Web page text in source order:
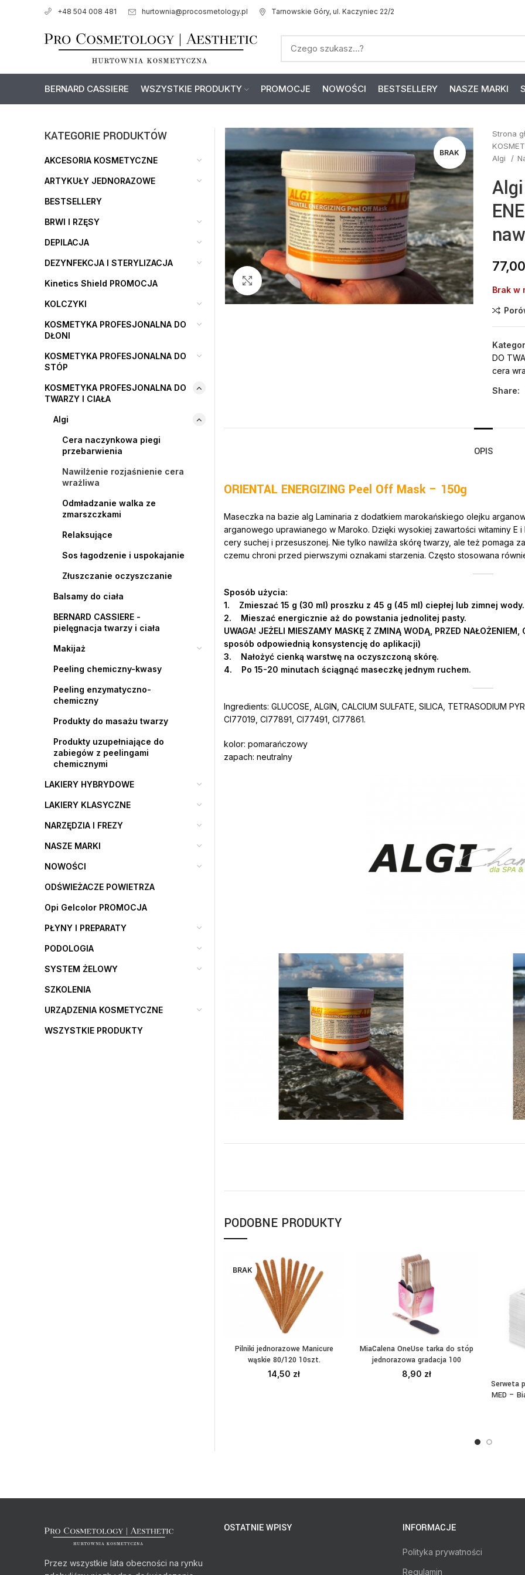
+48 504 008 481 hurtownia@procosmetology.pl Tarnowskie Góry, ul. Kaczyniec 22/2
BERNARD CASSIERE WSZYSTKIE PRODUKTY PROMOCJE NOWOŚCI BESTSELLERY NASZE MARKI
BRAK
Click to enlarge
Strona
Algi
77,00
Brak w
DO
cera
Share:
OPIS
ORIENTAL ENERGIZING Peel Off Mask – 150g
Maseczka na bazie alg Laminaria z dodatkiem marokańskiego olejku
arganowego uprawianego w Maroko. Dzięki wysokiej zawartości witaminy E
cery suchej i przesuszonej. Nie tylko nawilża skórę twarzy, ale też pomaga
czemu chroni przed pierwszymi oznakami starzenia. Często stosowana
Sposób użycia:
1. Zmieszać 15 g (30 ml) proszku z 45 g (45 ml) ciepłej lub zimnej wody.
2. Mieszać energicznie aż do powstania jednolitej pasty.
UWAGA! JEŻELI MIESZAMY MASKĘ Z ZMINĄ WODĄ, PRZED
sposób odpowiednią konsystencję do aplikacji)
3. Nałożyć cienką warstwę na oczyszczoną skórę.
4. Po 15-20 minutach ściągnąć maseczkę jednym ruchem.
Ingredients: GLUCOSE, ALGIN, CALCIUM SULFATE, SILICA, TETRASODIUM
CI77019, CI77891, CI77491, CI77861.
kolor: pomarańczowy
zapach: neutralny
PODOBNE PRODUKTY
BRAK
CZYTAJ DALEJ
Pilniki jednorazowe Manicure
wąskie 80/120 10szt.
14,50 zł
DODAJ DO KOSZYKA
MiaCalena OneUse tarka do stóp
jednorazowa gradacja 100
8,90 zł
Serweta
MED –
KATEGORIE PRODUKTÓW
AKCESORIA KOSMETYCZNE
ARTYKUŁY JEDNORAZOWE
BESTSELLERY
BRWI I RZĘSY
DEPILACJA
DEZYNFEKCJA I STERYLIZACJA
Kinetics Shield PROMOCJA
KOLCZYKI
KOSMETYKA PROFESJONALNA DO
DŁONI
KOSMETYKA PROFESJONALNA DO
STÓP
KOSMETYKA PROFESJONALNA DO
TWARZY I CIAŁA
Algi
Cera naczynkowa piegi
przebarwienia
Nawilżenie rozjaśnienie cera
wrażliwa
Odmładzanie walka ze
zmarszczkami
Relaksujące
Sos łagodzenie i uspokajanie
Złuszczanie oczyszczanie
Balsamy do ciała
BERNARD CASSIERE -
pielęgnacja twarzy i ciała
Makijaż
Peeling chemiczny-kwasy
Peeling enzymatyczno-
chemiczny
Produkty do masażu twarzy
Produkty uzupełniające do
zabiegów z peelingami
chemicznymi
LAKIERY HYBRYDOWE
LAKIERY KLASYCZNE
NARZĘDZIA I FREZY
NASZE MARKI
NOWOŚCI
ODŚWIEŻACZE POWIETRZA
Opi Gelcolor PROMOCJA
PŁYNY I PREPARATY
PODOLOGIA
SYSTEM ŻELOWY
SZKOLENIA
URZĄDZENIA KOSMETYCZNE
WSZYSTKIE PRODUKTY
Przez wszystkie lata obecności na rynku
OSTATNIE WPISY INFORMACJE
Polityka prywatności
Regulamin